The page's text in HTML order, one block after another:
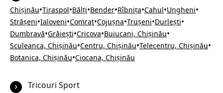
Chișinău•Tiraspol•Bălți•Bender•Rîbnița•Cahul•Ungheni•
Strășeni•Ialoveni•Comrat•Cojușna•Trușeni•Durlești•
Dumbravă•Grăiești•Cricova•Buiucani, Chișinău•
Sculeanca, Chișinău•Centru, Chișinău•Telecentru, Chișinău•
Botanica, Chișinău•Ciocana, Chișinău
Tricouri Sport